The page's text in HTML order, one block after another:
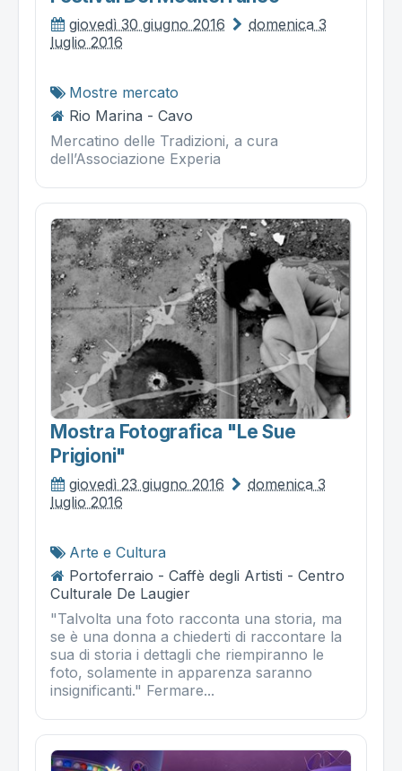
giovedì 30 giugno 2016
domenica 3
luglio 2016
Mostre mercato
Rio Marina - Cavo
Mercatino delle Tradizioni, a cura
dell’Associazione Experia
Mostra Fotografica "le Sue
Prigioni"
giovedì 23 giugno 2016
domenica 3
luglio 2016
Arte e Cultura
Portoferraio - Caffè degli Artisti - Centro
Culturale De Laugier
"Talvolta una foto racconta una storia, ma
se è una donna a chiederti di raccontare la
sua di storia i dettagli che riempiranno le
foto, solamente in apparenza saranno
insignificanti." Fermare...